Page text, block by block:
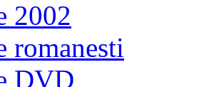
2002
romanesti
DVD